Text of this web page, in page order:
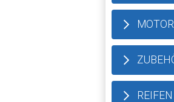
MOTOR
REIFEN